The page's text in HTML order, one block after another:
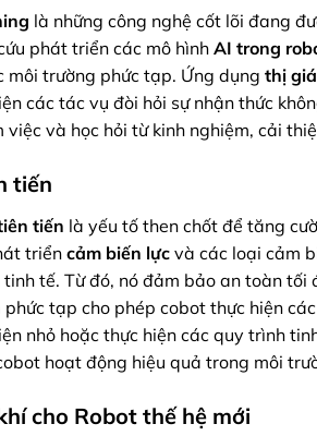
là những công nghệ cốt lõi đang
phát triển các mô hình AI trong
trường phức tạp. Ứng dụng thị
các tác vụ đòi hỏi sự nhận thức
và học hỏi từ kinh nghiệm, cải
tiến
tiến là yếu tố then chốt để tăng
triển cảm biến lực và các loại cảm
tế. Từ đó, nó đảm bảo an toàn
phức tạp cho phép cobot thực hiện
nhỏ hoặc thực hiện các quy trình
hoạt động hiệu quả trong môi
cho Robot thế hệ mới